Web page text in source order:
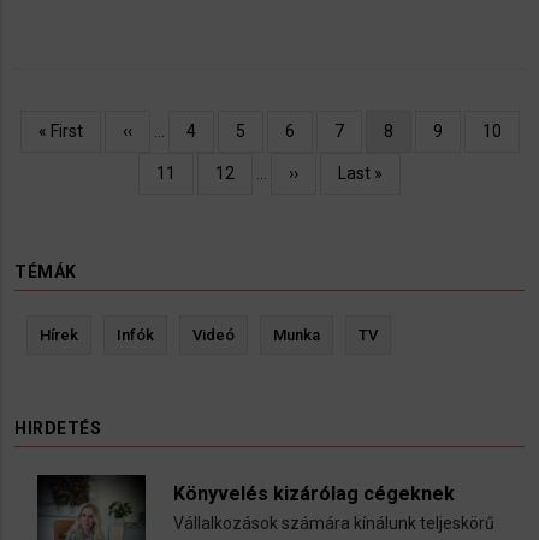
Oldalszámozás
Első
« First
Előző
‹‹ … Oldal
4 Oldal
5 Oldal
6 Oldal
7
Jelenlegi
8 Oldal
9 Oldal
10
Oldal
11 Oldal
12 …
Következő
››
Utolsó
Last »
TÉMÁK
Hírek Infók Videó Munka TV
HIRDETÉS
Könyvelés kizárólag cégeknek
Vállalkozások számára kínálunk teljeskörű